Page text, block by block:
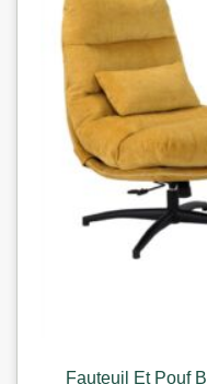
Fauteuil Et Pouf